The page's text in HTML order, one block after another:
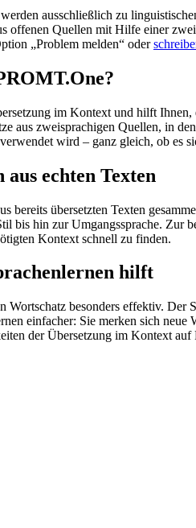
ausschließlich zu
offenen Quellen mit Hilfe einer
„Problem melden“ oder
im Kontext und hilft
aus zweisprachigen Quellen, in
wird – ganz gleich, ob
echten Texten
bereits übersetzten Texten
bis hin zur Umgangssprache. Zur
Kontext schnell zu finden.
hilft
besonders effektiv.
einfacher: Sie merken sich
der Übersetzung im Kontext